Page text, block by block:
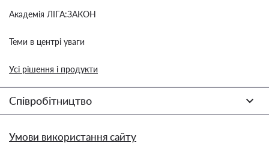
Академія ЛІГА:ЗАКОН
Теми в центрі уваги
Усі рішення і продукти
Співробітництво
Умови використання сайту